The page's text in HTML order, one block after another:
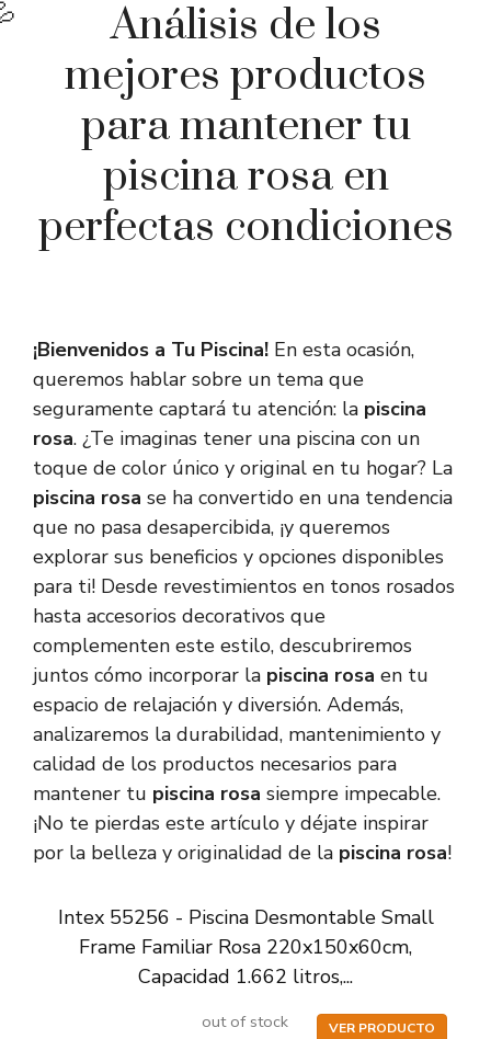
Análisis de los
mejores productos
para mantener tu
piscina rosa en
perfectas condiciones
¡Bienvenidos a Tu Piscina! En esta ocasión,
queremos hablar sobre un tema que
seguramente captará tu atención: la piscina
rosa. ¿Te imaginas tener una piscina con un
toque de color único y original en tu hogar? La
piscina rosa se ha convertido en una tendencia
que no pasa desapercibida, ¡y queremos
explorar sus beneficios y opciones disponibles
para ti! Desde revestimientos en tonos rosados
hasta accesorios decorativos que
complementen este estilo, descubriremos
juntos cómo incorporar la piscina rosa en tu
espacio de relajación y diversión. Además,
analizaremos la durabilidad, mantenimiento y
calidad de los productos necesarios para
mantener tu piscina rosa siempre impecable.
¡No te pierdas este artículo y déjate inspirar
por la belleza y originalidad de la piscina rosa!
Intex 55256 - Piscina Desmontable Small
Frame Familiar Rosa 220x150x60cm,
Capacidad 1.662 litros,...
out of stock VER PRODUCTO